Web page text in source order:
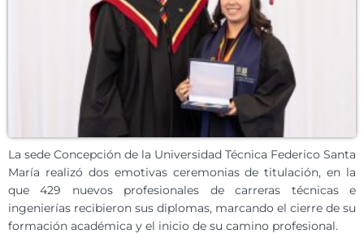
La sede Concepción de la Universidad Técnica Federico Santa
María realizó dos emotivas ceremonias de titulación, en la
que 429 nuevos profesionales de carreras técnicas e
ingenierías recibieron sus diplomas, marcando el cierre de su
formación académica y el inicio de su camino profesional.